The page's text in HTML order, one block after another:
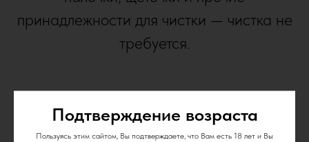
Подтверждение возраста
Пользуясь этим сайтом, Вы подтверждаете, что Вам есть 18 лет и Вы
принадлежности для чистки — чистка не
требуется.